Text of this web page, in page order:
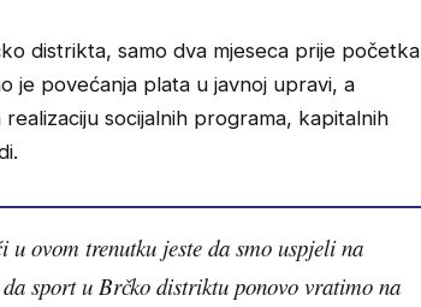
distrikta, samo dva mjeseca prije početka
je povećanja plata u javnoj upravi, a
socijalnih programa, kapitalnih
u ovom trenutku jeste da smo uspjeli na
sport u Brčko distriktu ponovo vratimo na